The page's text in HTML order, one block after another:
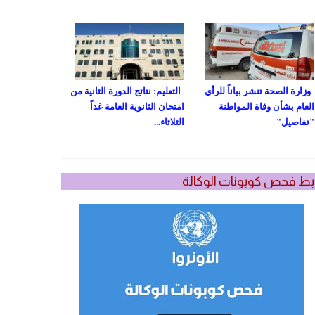
التعليم: نتائج الدورة الثانية من
امتحان الثانوية العامة غداً
الثلاثاء...
وزارة الصحة تنشر بياناً للرأي
العام بشأن وفاة المواطنة
"تفاصيل"
فحص كوبونات الوكالة